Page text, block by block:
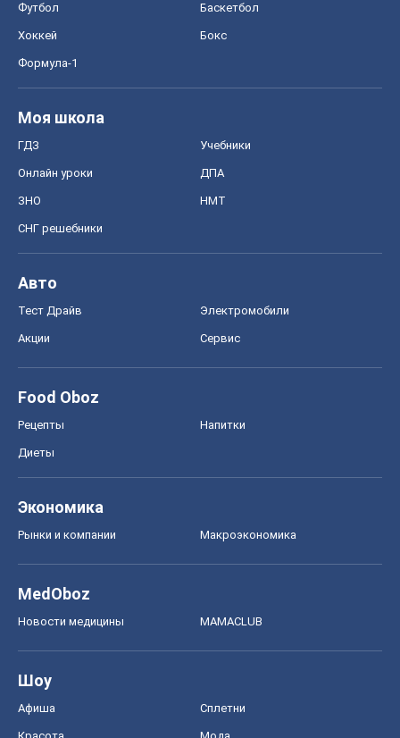
Футбол Баскетбол
Хоккей Бокс
Формула-1
Моя школа
ГДЗ Учебники
Онлайн уроки ДПА
ЗНО НМТ
СНГ решебники
Авто
Тест Драйв Электромобили
Акции Сервис
Food Oboz
Рецепты Напитки
Диеты
Экономика
Рынки и компании Mакроэкономика
MedOboz
Новости медицины MAMACLUB
Шоу
Афиша Сплетни